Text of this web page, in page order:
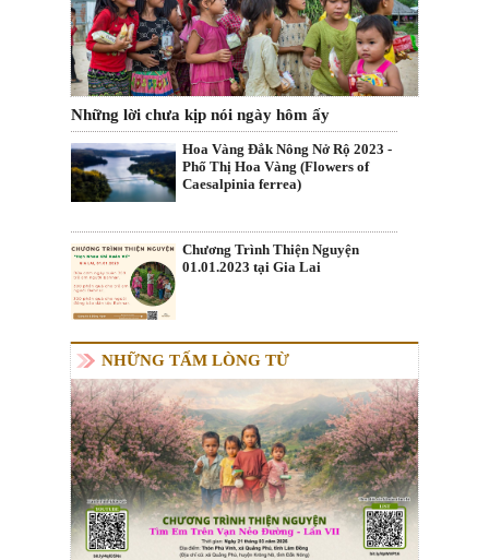
Những lời chưa kịp nói ngày hôm ấy
Hoa Vàng Đắk Nông Nở Rộ 2023 -
Phố Thị Hoa Vàng (Flowers of
Caesalpinia ferrea)
Chương Trình Thiện Nguyện
01.01.2023 tại Gia Lai
NHỮNG TẤM LÒNG TỪ